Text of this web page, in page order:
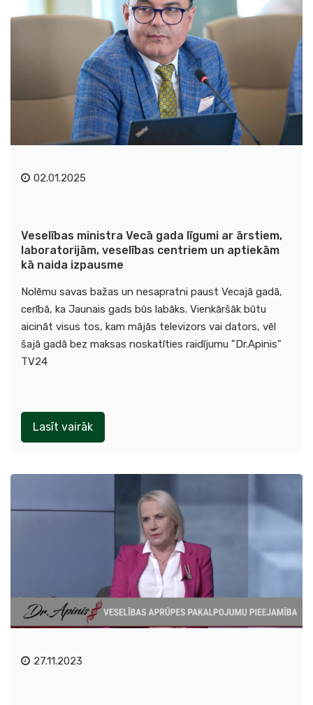
02.01.2025
Veselības ministra Vecā gada līgumi ar ārstiem,
laboratorijām, veselības centriem un aptiekām
kā naida izpausme
Nolēmu savas bažas un nesapratni paust Vecajā gadā,
cerībā, ka Jaunais gads būs labāks. Vienkāršāk būtu
aicināt visus tos, kam mājās televizors vai dators, vēl
šajā gadā bez maksas noskatīties raidījumu "Dr.Apinis"
TV24
Lasīt vairāk
27.11.2023